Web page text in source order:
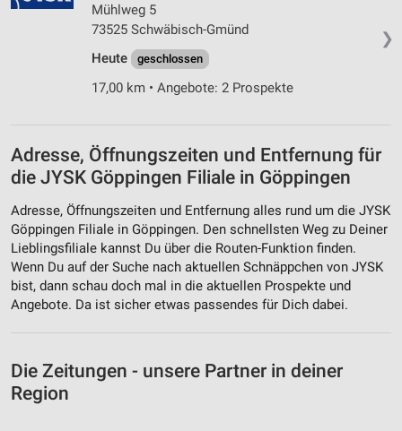
❯
Mühlweg 5
73525 Schwäbisch-Gmünd
Heute
geschlossen
17,00 km • Angebote: 2 Prospekte
Adresse, Öffnungszeiten und Entfernung für
die JYSK Göppingen Filiale in Göppingen
Adresse, Öffnungszeiten und Entfernung alles rund um die JYSK
Göppingen Filiale in Göppingen. Den schnellsten Weg zu Deiner
Lieblingsfiliale kannst Du über die Routen-Funktion finden.
Wenn Du auf der Suche nach aktuellen Schnäppchen von JYSK
bist, dann schau doch mal in die aktuellen Prospekte und
Angebote. Da ist sicher etwas passendes für Dich dabei.
Die Zeitungen - unsere Partner in deiner
Region